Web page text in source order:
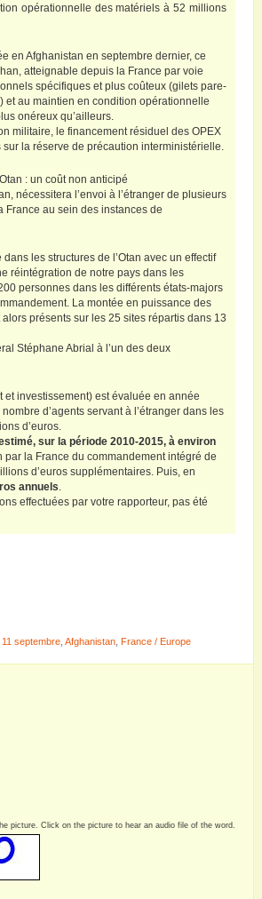
opérationnelle des matériels à 52 millions
en Afghanistan en septembre dernier, ce
atteignable depuis la France par voie
spécifiques et plus coûteux (gilets pare-
au maintien en condition opérationnelle
onéreux qu’ailleurs.
militaire, le financement résiduel des OPEX
la réserve de précaution interministérielle.
: un coût non anticipé
nécessitera l’envoi à l’étranger de plusieurs
France au sein des instances de
les structures de l’Otan avec un effectif
réintégration de notre pays dans les
personnes dans les différents états-majors
La montée en puissance des
présents sur les 25 sites répartis dans 13
Stéphane Abrial à l’un des deux
investissement) est évaluée en année
d’agents servant à l’étranger dans les
d’euros.
sur la période 2010-2015, à environ
la France du commandement intégré de
d’euros supplémentaires. Puis, en
annuels.
effectuées par votre rapporteur, pas été
11 septembre Afghanistan France / Europe
picture. Click on the picture to hear an audio file of the word.